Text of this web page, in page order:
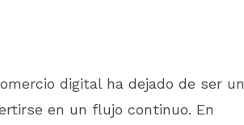
digital ha dejado de ser un
en un flujo continuo. En